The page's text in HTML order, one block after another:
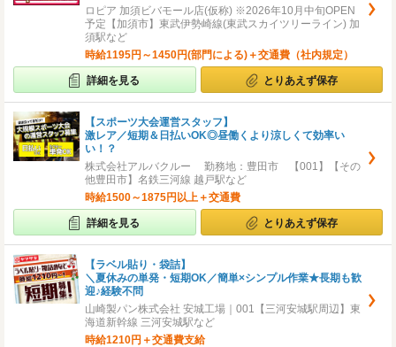
ロピア 加須ビバモール店(仮称) ※2026年10月中旬OPEN
予定【加須市】東武伊勢崎線(東武スカイツリーライン) 加
須駅など
時給1195円～1450円(部門による)＋交通費（社内規定）
詳細を見る とりあえず保存
【スポーツ大会運営スタッフ】
激レア／短期＆日払いOK◎昼働くより涼しくて効率い
い！？
株式会社アルバクルー 勤務地：豊田市 【001】【その
他豊田市】名鉄三河線 越戸駅など
時給1500～1875円以上＋交通費
詳細を見る とりあえず保存
【ラベル貼り・袋詰】
＼夏休みの単発・短期OK／簡単×シンプル作業★長期も歓
迎♪経験不問
山崎製パン株式会社 安城工場｜001【三河安城駅周辺】東
海道新幹線 三河安城駅など
時給1210円＋交通費支給